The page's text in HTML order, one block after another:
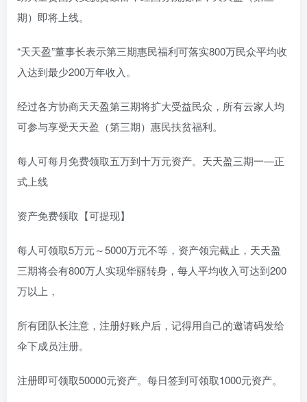
期）即将上线。
“天天盈”董事长表示第三期惠民福利可落实800万民众平均收
入达到最少200万年收入。
经过各方协商天天盈第三期将扩大受益民众，所有云家人均
可参与享受天天盈（第三期）惠民扶贫福利。
每人可每月免费领取五万到十万元资产。天天盈三期一—正
式上线
资产免费领取【可提现】
每人可领取5万元～5000万元不等，资产领完截止，天天盈
三期将会有800万人实现华丽转身，每人平均收入可达到200
万以上，
所有团队长注意，注册好账户后，记得用自己的邀请码发给
伞下成员注册。
注册即可领取50000元资产。每日签到可领取1000元资产。